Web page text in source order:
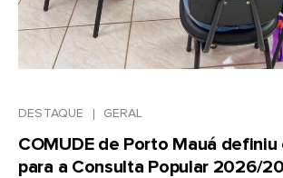
DESTAQUE GERAL
COMUDE de Porto Mauá
para a Consulta Popular 2026/